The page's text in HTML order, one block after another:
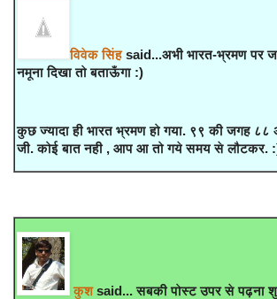
विवेक सिंह said...अभी भारत-भ्रमण पर
नमूना दिखा तो बताऊँगा :)
कुछ ज्यादा ही भारत भ्रमण हो गया. ९९ की जगह
जी. कोई बात नही , आप आ तो गये समय से लौटकर.
कुशsaid... सबकी पोस्ट उपर से पढ़ना